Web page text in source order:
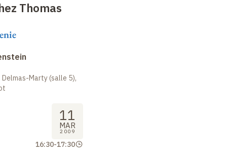
Thomas
Marty (salle 5),
11
MAR
2009
16:30-17:30